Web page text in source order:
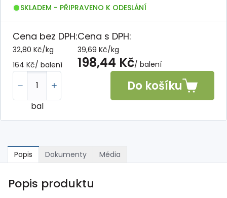
SKLADEM - PŘIPRAVENO K ODESLÁNÍ
Cena bez DPH:
32,80 Kč/kg
164 Kč/ balení
Cena s DPH:
39,69 Kč/kg
198,44 Kč/ balení
bal
Do košíku
Popis Dokumenty Média
Popis produktu